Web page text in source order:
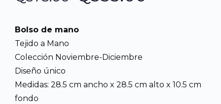
Bolso de mano
Tejido a Mano
Colección Noviembre-Diciembre
Diseño único
Medidas: 28.5 cm ancho x 28.5 cm alto x 10.5 cm
fondo